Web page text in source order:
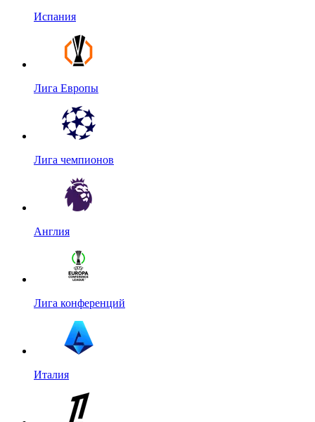
Испания
Лига Европы
Лига чемпионов
Англия
Лига конференций
Италия